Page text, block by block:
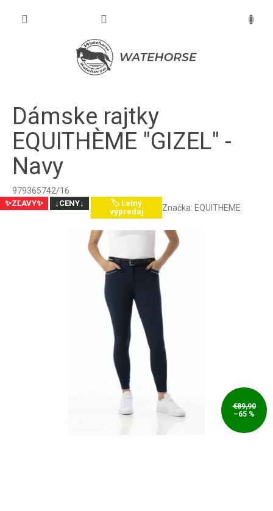
Dámske rajtky
EQUITHÈME "GIZEL" -
Navy
979365742/16
✨ZĽAVY✨ ↓CENY↓
🏷️ Letný
výpredaj
Značka: EQUITHEME
€89,90
–65 %